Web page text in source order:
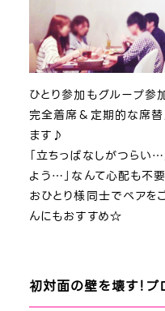
ひとり参加もグループ参
完全着席＆定期的な席替
ます♪
「立ちっぱなしがつらい
よう…」なんて心配も不要
おひとり様同士でペアを
んにもおすすめ☆
初対面の壁を壊す！プ